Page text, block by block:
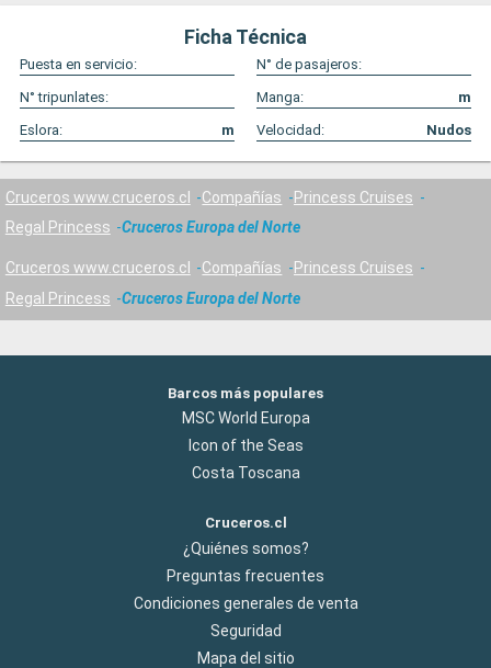
profesional, muy detallista, siempre sonrriendo, hizo
pequenos regalitos a mis hijos, dulces comprados por ella
misma, y siempre nos hacia sentir como en casa. Lala, ice
cream waiter, una persona sencilla, muy amable y
esforzada en comunicarse con nosotros.
Ficha Técnica
Puesta en servicio:
N° de pasajeros:
N° tripunlates:
Manga:
m
Eslora:
m Velocidad: Nudos
Cruceros www.cruceros.cl Compañías
Princess Cruises
Regal Princess
Cruceros Europa del Norte
Cruceros www.cruceros.cl Compañías
Princess Cruises
Regal Princess
Cruceros Europa del Norte
Barcos más populares
MSC World Europa
Icon of the Seas
Costa Toscana
Cruceros.cl
¿Quiénes somos?
Preguntas frecuentes
Condiciones generales de venta
Seguridad
Mapa del sitio